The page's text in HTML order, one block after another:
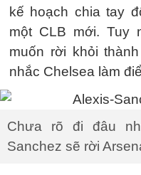
kế hoạch chia tay
một CLB mới. Tuy
muốn rời khỏi
nhắc Chelsea làm
Chưa rõ đi đâu
Sanchez sẽ rời